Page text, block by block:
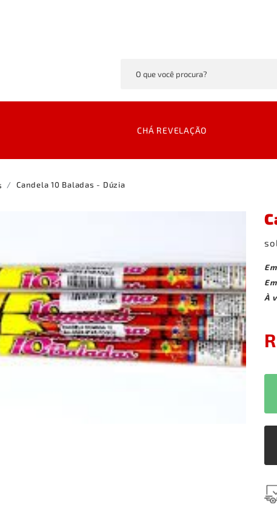
CHÁ REVELAÇÃO
Candela 10 Baladas - Dúzia
Em
Em
À